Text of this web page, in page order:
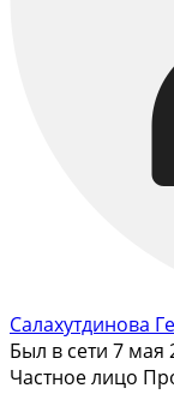
Салахутдинова
Был в сети 7 мая
Частное лицо